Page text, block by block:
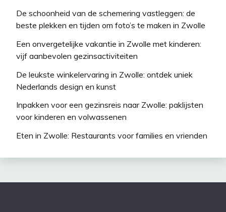
De schoonheid van de schemering vastleggen: de
beste plekken en tijden om foto’s te maken in Zwolle
Een onvergetelijke vakantie in Zwolle met kinderen:
vijf aanbevolen gezinsactiviteiten
De leukste winkelervaring in Zwolle: ontdek uniek
Nederlands design en kunst
Inpakken voor een gezinsreis naar Zwolle: paklijsten
voor kinderen en volwassenen
Eten in Zwolle: Restaurants voor families en vrienden